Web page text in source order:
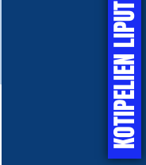
KOTIPELIEN LIPUT